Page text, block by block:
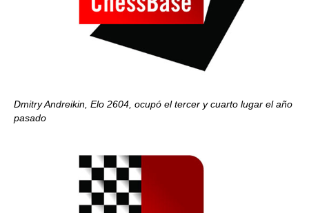
Dmitry Andreikin, Elo 2604, ocupó el tercer y cuarto lugar el año
pasado